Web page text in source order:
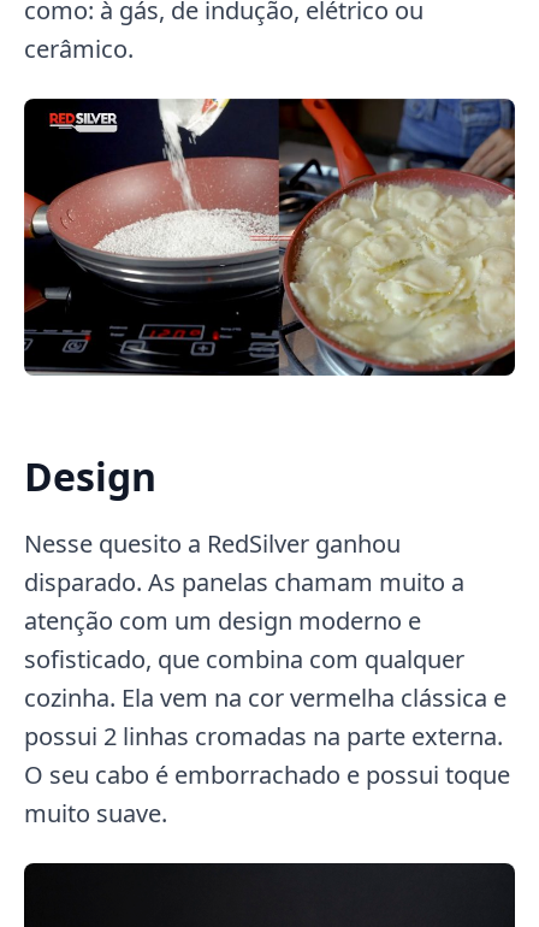
como: à gás, de indução, elétrico ou
cerâmico.
Design
Nesse quesito a RedSilver ganhou
disparado. As panelas chamam muito a
atenção com um design moderno e
sofisticado, que combina com qualquer
cozinha. Ela vem na cor vermelha clássica e
possui 2 linhas cromadas na parte externa.
O seu cabo é emborrachado e possui toque
muito suave.